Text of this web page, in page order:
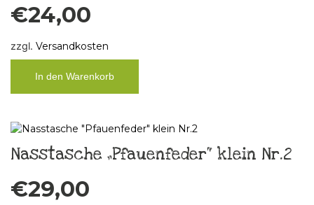
€24,00
zzgl. Versandkosten
In den Warenkorb
Nasstasche „Pfauenfeder“ klein Nr.2
€29,00